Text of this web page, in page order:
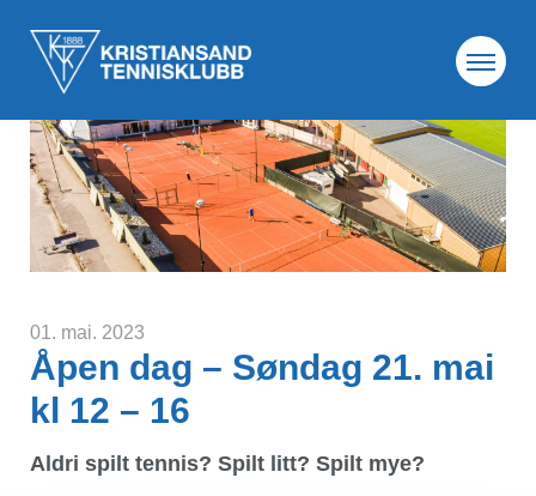
01. mai. 2023
Åpen dag – Søndag 21. mai
kl 12 – 16
Aldri spilt tennis? Spilt litt? Spilt mye?